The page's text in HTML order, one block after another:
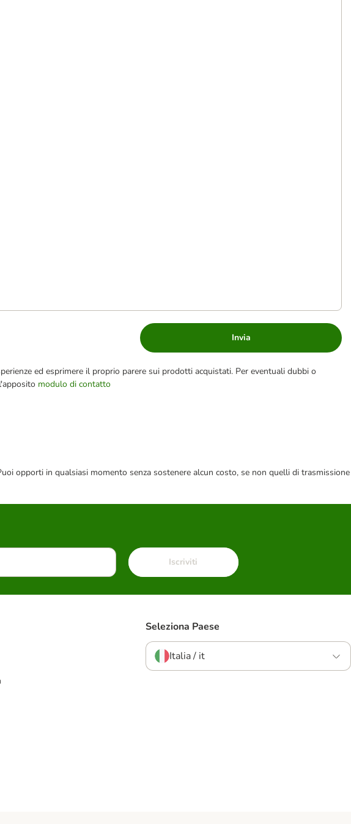
Invia
ed esprimere il proprio parere sui prodotti acquistati. Per eventuali dubbi o
modulo di contatto
opporti in qualsiasi momento senza sostenere alcun costo, se non quelli di trasmissione
Iscriviti
Seleziona Paese
Italia / it